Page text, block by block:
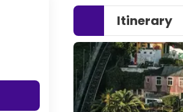
Itinerary